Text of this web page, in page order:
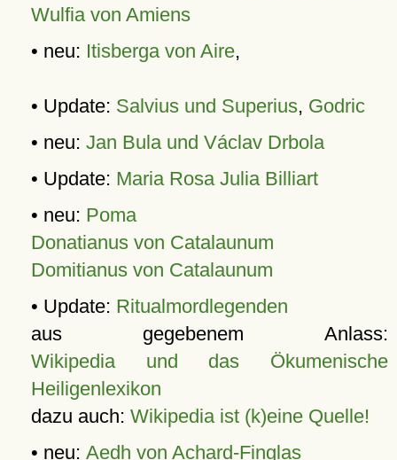
Wulfia von Amiens
• neu: Itisberga von Aire,
• Update: Salvius und Superius, Godric
• neu: Jan Bula und Václav Drbola
• Update: Maria Rosa Julia Billiart
• neu: Poma
Donatianus von Catalaunum
Domitianus von Catalaunum
• Update: Ritualmordlegenden
aus gegebenem Anlass:
Wikipedia und das Ökumenische
Heiligenlexikon
dazu auch: Wikipedia ist (k)eine Quelle!
• neu: Aedh von Achard-Finglas